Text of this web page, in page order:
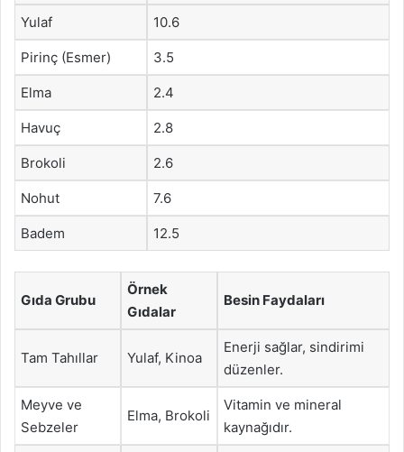
Yulaf 10.6
Pirinç (Esmer) 3.5
Elma 2.4
Havuç 2.8
Brokoli 2.6
Nohut 7.6
Badem 12.5
Gıda Grubu
Örnek
Gıdalar
Besin Faydaları
Tam Tahıllar Yulaf, Kinoa
Enerji sağlar, sindirimi
düzenler.
Meyve ve
Sebzeler
Elma, Brokoli
Vitamin ve mineral
kaynağıdır.